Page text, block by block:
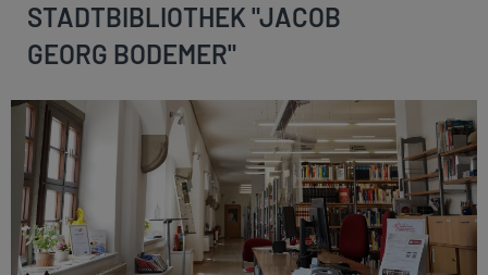
STADTBIBLIOTHEK "JACOB
GEORG BODEMER"